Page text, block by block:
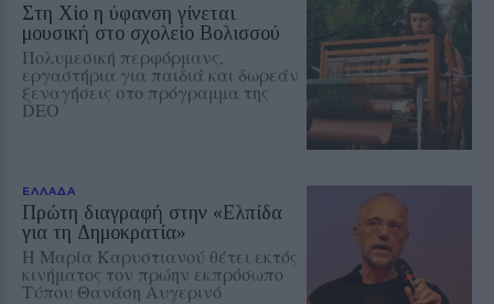
Στη Χίο η ύφανση γίνεται
μουσική στο σχολείο Βολισσού
Πολυμεσική περφόρμανς,
εργαστήρια για παιδιά και δωρεάν
ξεναγήσεις στο πρόγραμμα της
DEO
ΕΛΛΑΔΑ
Πρώτη διαγραφή στην «Ελπίδα
για τη Δημοκρατία»
Η Μαρία Καρυστιανού θέτει εκτός
κινήματος τον πρώην εκπρόσωπο
Τύπου Θανάση Αυγερινό